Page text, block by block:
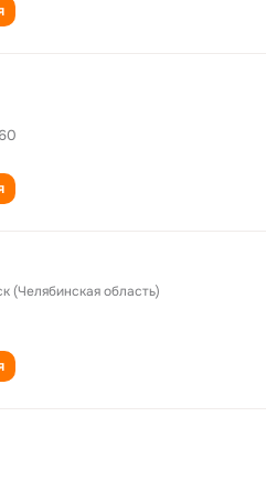
(Челябинская область)